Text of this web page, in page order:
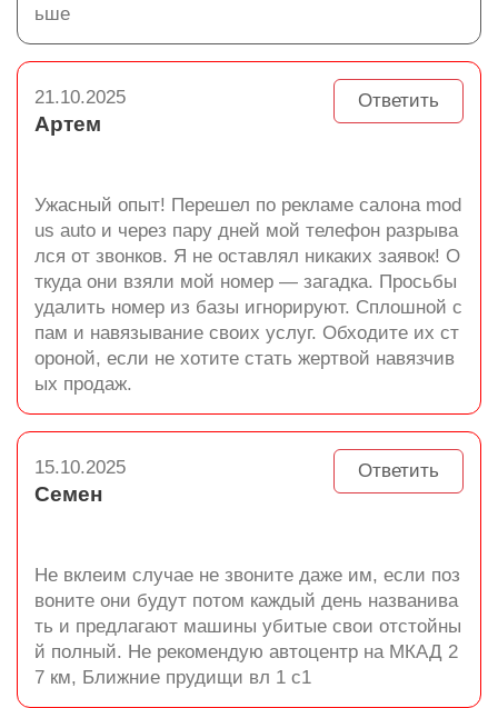
ьше
Ответить
21.10.2025
Артем
Ужасный опыт! Перешел по рекламе салона mod
us auto и через пару дней мой телефон разрыва
лся от звонков. Я не оставлял никаких заявок! О
ткуда они взяли мой номер — загадка. Просьбы
удалить номер из базы игнорируют. Сплошной с
пам и навязывание своих услуг. Обходите их ст
ороной, если не хотите стать жертвой навязчив
ых продаж.
Ответить
15.10.2025
Семен
Не вклеим случае не звоните даже им, если поз
воните они будут потом каждый день названива
ть и предлагают машины убитые свои отстойны
й полный. Не рекомендую автоцентр на МКАД 2
7 км, Ближние прудищи вл 1 с1